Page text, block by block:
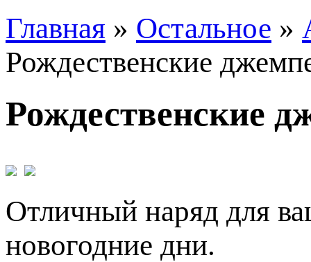
Главная » Остальное »
Рождественские
Рождественские
Отличный наряд для
новогодние дни.